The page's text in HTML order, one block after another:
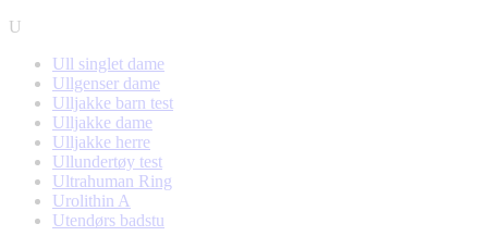
U
Ull singlet dame
Ullgenser dame
Ulljakke barn test
Ulljakke dame
Ulljakke herre
Ullundertøy test
Ultrahuman Ring
Urolithin A
Utendørs badstu